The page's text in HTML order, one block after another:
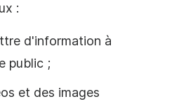
:
d'information à
public ;
et des images